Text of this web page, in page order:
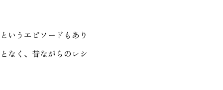
いうエピソードもあり
なく、昔ながらのレシ